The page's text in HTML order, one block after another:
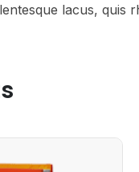
lacus, quis